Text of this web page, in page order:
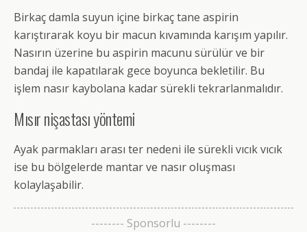
Birkaç damla suyun içine birkaç tane aspirin
karıştırarak koyu bir macun kıvamında karışım yapılır.
Nasırın üzerine bu aspirin macunu sürülür ve bir
bandaj ile kapatılarak gece boyunca bekletilir. Bu
işlem nasır kaybolana kadar sürekli tekrarlanmalıdır.
Mısır nişastası yöntemi
Ayak parmakları arası ter nedeni ile sürekli vıcık vıcık
ise bu bölgelerde mantar ve nasır oluşması
kolaylaşabilir.
-------- Sponsorlu --------